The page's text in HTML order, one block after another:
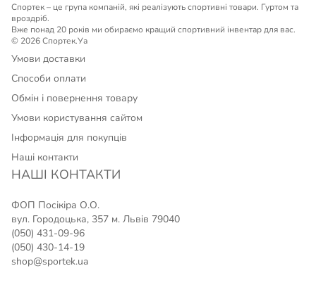
Спортек – це група компаній, які реалізують спортивні товари. Гуртом та
вроздріб.
Вже понад 20 років ми обираємо кращий спортивний інвентар для вас.
© 2026 Спортек.Уа
Умови доставки
Способи оплати
Обмін і повернення товару
Умови користування сайтом
Інформація для покупців
Наші контакти
НАШІ КОНТАКТИ
ФОП Посікіра О.О.
вул. Городоцька, 357 м. Львів 79040
(050) 431-09-96
(050) 430-14-19
shop@sportek.ua